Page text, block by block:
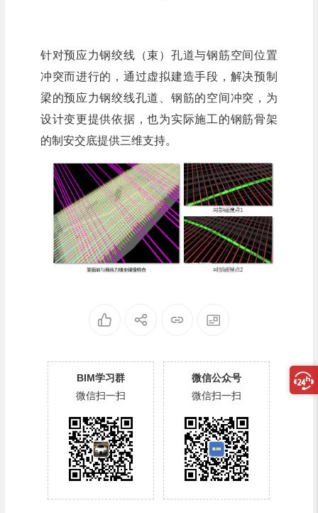
针对预应力钢绞线（束）孔道与钢筋空间位置
冲突而进行的，通过虚拟建造手段，解决预制
梁的预应力钢绞线孔道、钢筋的空间冲突，为
设计变更提供依据，也为实际施工的钢筋骨架
的制安交底提供三维支持。
BIM学习群
微信扫一扫
微信公众号
微信扫一扫